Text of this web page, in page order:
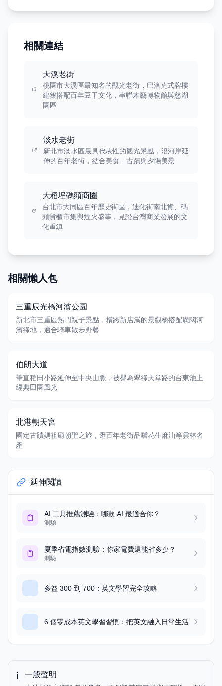
相關連結
大溪老街
桃園市大溪區最知名的觀光老街，巴洛克式牌樓
建築搭配百年豆干文化，串聯木藝博物館與慈湖
園區
淡水老街
新北市淡水區最具代表性的觀光景點，沿河岸延
伸的百年老街，結合美食、古蹟與夕陽美景
大稻埕碼頭商圈
台北市大同區百年歷史街區，迪化街南北貨、碼
頭貨櫃市集與煙火盛事，見證台灣商業發展的文
化重鎮
相關懶人包
三重辰光橋河濱公園
新北市三重區熱門親子景點，橫跨新店溪的景觀橋搭配廣闊河
濱綠地，適合騎車散步野餐
伯朗大道
筆直稻田小路延伸至中央山脈，被譽為翠綠天堂路的台東池上
經典田園風光
北港朝天宮
國定古蹟媽祖廟朝聖之旅，逛百年老街品嚐花生麻油等雲林名
產
延伸閱讀
AI 工具推薦測驗：哪款 AI 最適合你？
測驗
夏季省電指數測驗：你家電費還能省多少？
測驗
多益 300 到 700：英文學習完全攻略
6 個零成本英文學習習慣：把英文融入日常生活
ℹ️ 一般聲明